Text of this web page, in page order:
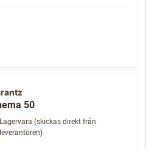
50
Lagervara (skickas direkt från
leverantören)